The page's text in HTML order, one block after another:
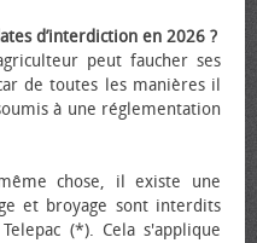
d’interdiction en 2026 ?
peut faucher ses
de toutes les manières il
à une réglementation
chose, il existe une
et broyage sont interdits
(*). Cela s'applique